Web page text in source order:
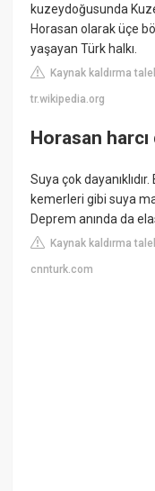
kuzeydoğusunda
Horasan olarak üçe
yaşayan Türk halkı.
Kaynak kaldırma
tr.wikipedia.org
Horasan harcı
Suya çok
kemerleri gibi suya
Deprem anında da
Kaynak kaldırma
cnnturk.com